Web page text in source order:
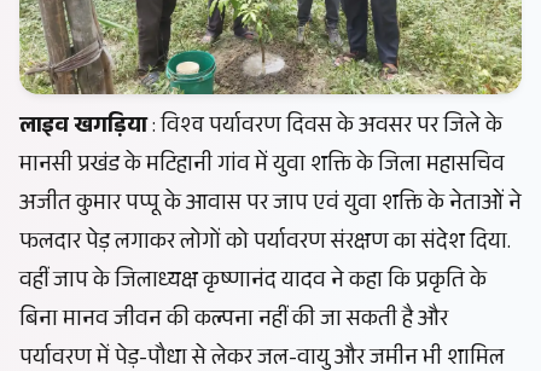
लाइव खगड़िया: विश्व पर्यावरण दिवस के अवसर पर जिले के
मानसी प्रखंड के मटिहानी गांव में युवा शक्ति के जिला महासचिव
अजीत कुमार पप्पू के आवास पर जाप एवं युवा शक्ति के नेताओं ने
फलदार पेड़ लगाकर लोगों को पर्यावरण संरक्षण का संदेश दिया.
वहीं जाप के जिलाध्यक्ष कृष्णानंद यादव ने कहा कि प्रकृति के
बिना मानव जीवन की कल्पना नहीं की जा सकती है और
पर्यावरण में पेड़-पौधा से लेकर जल-वायु और जमीन भी शामिल